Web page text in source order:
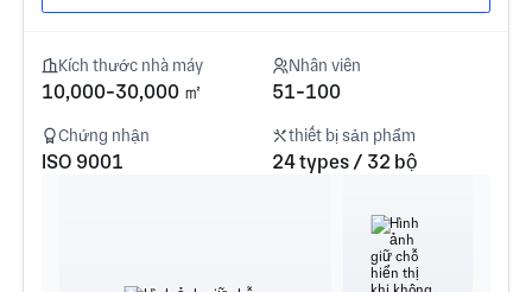
Kích thước nhà máy
10,000-30,000 ㎡
Nhân viên
51-100
Chứng nhận
ISO 9001
thiết bị sản phẩm
24 types / 32 bộ